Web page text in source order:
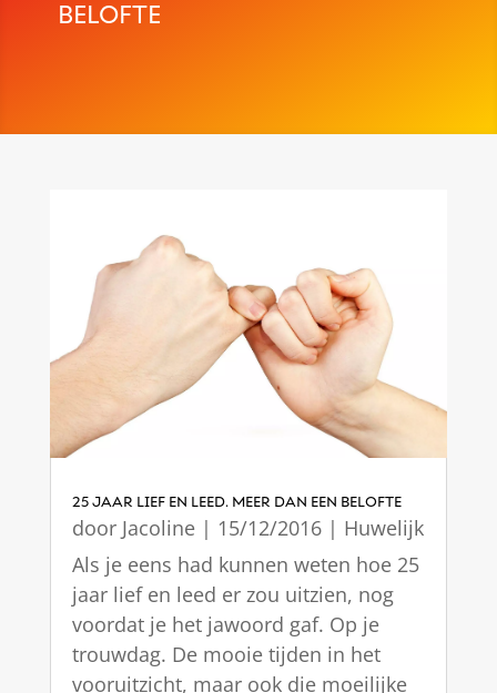
BELOFTE
25 JAAR LIEF EN LEED. MEER DAN EEN BELOFTE
door Jacoline| 15/12/2016| Huwelijk
Als je eens had kunnen weten hoe 25
jaar lief en leed er zou uitzien, nog
voordat je het jawoord gaf. Op je
trouwdag. De mooie tijden in het
vooruitzicht, maar ook die moeilijke